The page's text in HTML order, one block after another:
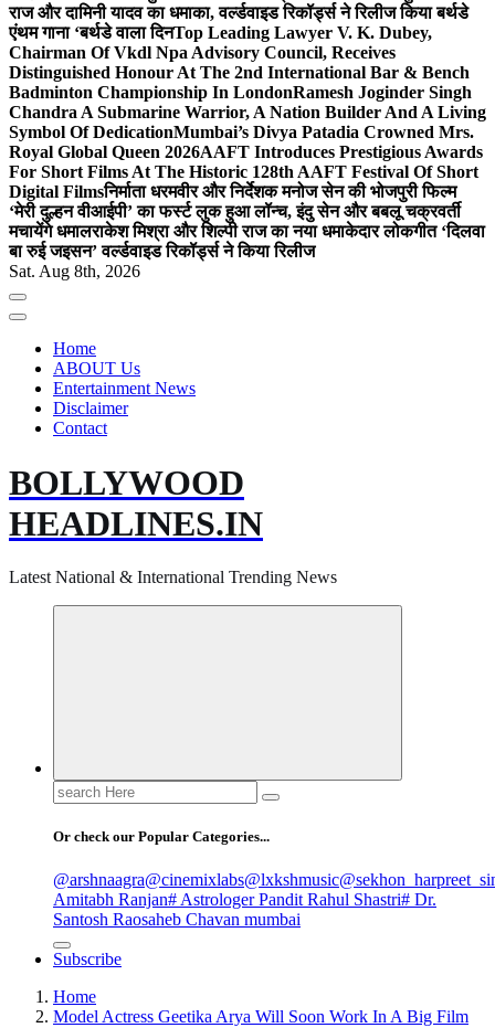
राज और दामिनी यादव का धमाका, वर्ल्डवाइड रिकॉर्ड्स ने रिलीज किया बर्थडे
एंथम गाना ‘बर्थडे वाला दिनTop Leading Lawyer V. K. Dubey,
Chairman Of Vkdl Npa Advisory Council, Receives
Distinguished Honour At The 2nd International Bar & Bench
Badminton Championship In LondonRamesh Joginder Singh
Chandra A Submarine Warrior, A Nation Builder And A Living
Symbol Of DedicationMumbai’s Divya Patadia Crowned Mrs.
Royal Global Queen 2026AAFT Introduces Prestigious Awards
For Short Films At The Historic 128th AAFT Festival Of Short
Digital Filmsनिर्माता धरमवीर और निर्देशक मनोज सेन की भोजपुरी फिल्म
‘मेरी दुल्हन वीआईपी’ का फर्स्ट लुक हुआ लॉन्च, इंदु सेन और बबलू चक्रवर्ती
मचायेंगे धमालराकेश मिश्रा और शिल्पी राज का नया धमाकेदार लोकगीत ‘दिलवा
बा रुई जइसन’ वर्ल्डवाइड रिकॉर्ड्स ने किया रिलीज
Sat. Aug 8th, 2026
Home
ABOUT Us
Entertainment News
Disclaimer
Contact
BOLLYWOOD
HEADLINES.IN
Latest National & International Trending News
Search
for:
Or check our Popular Categories...
@arshnaagra@cinemixlabs@lxkshmusic
Amitabh Ranjan# Astrologer Pandit Rahul Shastri# Dr.
Santosh Raosaheb Chavan mumbai
Subscribe
Home
Model Actress Geetika Arya Will Soon Work In A Big Film